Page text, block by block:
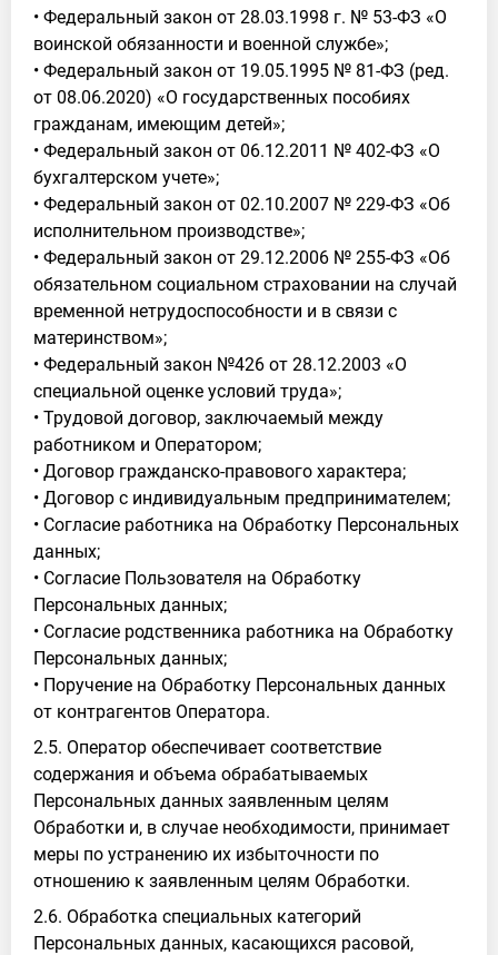
• Федеральный закон от 28.03.1998 г. № 53-ФЗ «О
воинской обязанности и военной службе»;
• Федеральный закон от 19.05.1995 № 81-ФЗ (ред.
от 08.06.2020) «О государственных пособиях
гражданам, имеющим детей»;
• Федеральный закон от 06.12.2011 № 402-ФЗ «О
бухгалтерском учете»;
• Федеральный закон от 02.10.2007 № 229-ФЗ «Об
исполнительном производстве»;
• Федеральный закон от 29.12.2006 № 255-ФЗ «Об
обязательном социальном страховании на случай
временной нетрудоспособности и в связи с
материнством»;
• Федеральный закон №426 от 28.12.2003 «О
специальной оценке условий труда»;
• Трудовой договор, заключаемый между
работником и Оператором;
• Договор гражданско-правового характера;
• Договор с индивидуальным предпринимателем;
• Согласие работника на Обработку Персональных
данных;
• Согласие Пользователя на Обработку
Персональных данных;
• Согласие родственника работника на Обработку
Персональных данных;
• Поручение на Обработку Персональных данных
от контрагентов Оператора.
2.5. Оператор обеспечивает соответствие
содержания и объема обрабатываемых
Персональных данных заявленным целям
Обработки и, в случае необходимости, принимает
меры по устранению их избыточности по
отношению к заявленным целям Обработки.
2.6. Обработка специальных категорий
Персональных данных, касающихся расовой,